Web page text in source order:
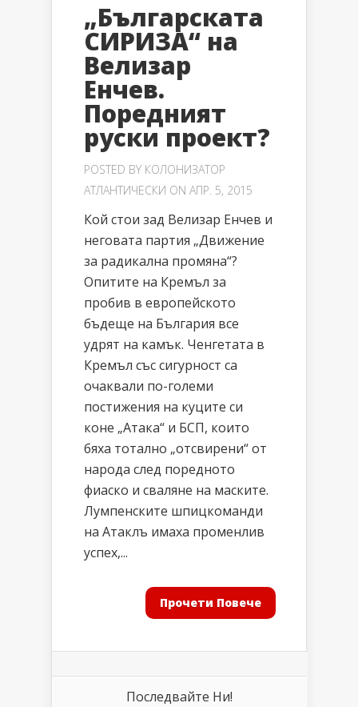
„Българската
СИРИЗА“ на
Велизар
Енчев.
Поредният
руски проект?
POSTED BY КОЛОНИЗАТОР
АТЛАНТИЧЕСКИ ON АПР. 5, 2015
Кой стои зад Велизар Енчев и
неговата партия „Движение
за радикална промяна“?
Опитите на Кремъл за
пробив в европейското
бъдеще на България все
удрят на камък. Ченгетата в
Кремъл със сигурност са
очаквали по-големи
постижения на куците си
коне „Атака“ и БСП, които
бяха тотално „отсвирени“ от
народа след поредното
фиаско и сваляне на маските.
Лумпенските шпицкоманди
на Атаклъ имаха променлив
успех,...
Прочети Повече
Последвайте Ни!